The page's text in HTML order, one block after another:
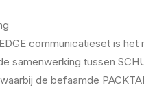
communicatieset is het
samenwerking tussen
de befaamde